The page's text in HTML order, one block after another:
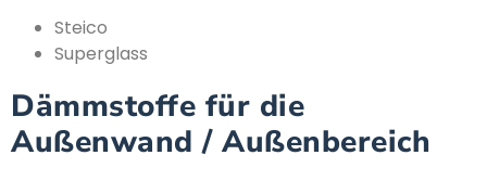
Steico
Superglass
Dämmstoffe für die
Außenwand / Außenbereich